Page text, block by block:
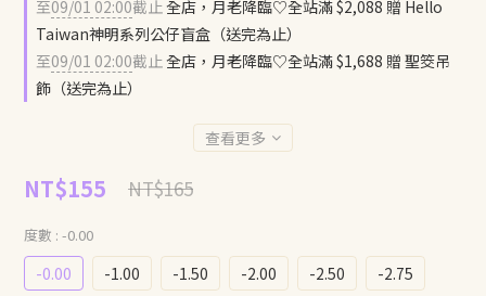
至09/01 02:00截止全店，月老降臨♡全站滿 $2,088 贈 Hello
Taiwan神明系列公仔盲盒（送完為止）
至09/01 02:00截止全店，月老降臨♡全站滿 $1,688 贈 聖筊吊
飾（送完為止）
查看更多
NT$155 NT$165
度數 : -0.00
-0.00 -1.00 -1.50 -2.00 -2.50
-2.75